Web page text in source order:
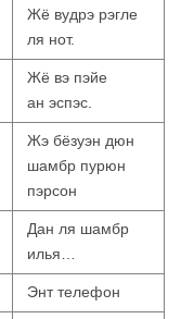
Жё вудрэ рэгле
ля нот.
Жё вэ пэйе
ан эспэс.
Жэ бёзуэн дюн
шамбр пурюн
пэрсон
Дан ля шамбр
илья…
Энт телефон